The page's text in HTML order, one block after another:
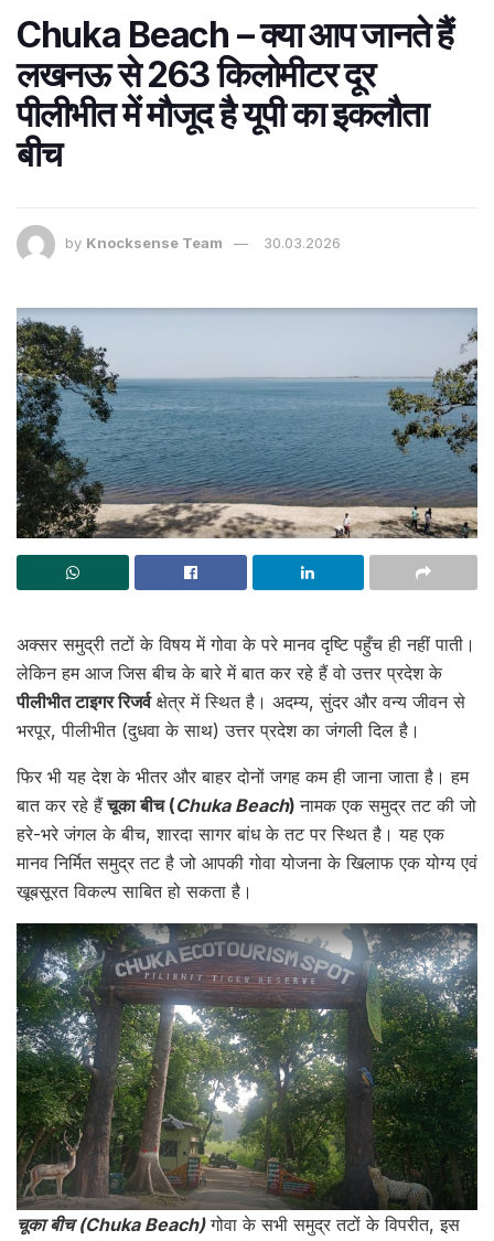
Chuka Beach – क्या आप जानते हैं
लखनऊ से 263 किलोमीटर दूर
पीलीभीत में मौजूद है यूपी का इकलौता
बीच
by Knocksense Team 30.03.2026
अक्सर समुद्री तटों के विषय में गोवा के परे मानव दृष्टि पहुँच ही नहीं पाती।
लेकिन हम आज जिस बीच के बारे में बात कर रहे हैं वो उत्तर प्रदेश के
पीलीभीत टाइगर रिजर्वक्षेत्र में स्थित है। अदम्य, सुंदर और वन्य जीवन से
भरपूर, पीलीभीत (दुधवा के साथ) उत्तर प्रदेश का जंगली दिल है।
फिर भी यह देश के भीतर और बाहर दोनों जगह कम ही जाना जाता है। हम
बात कर रहे हैंचूका बीच (Chuka Beach)नामक एक समुद्र तट की जो
हरे-भरे जंगल के बीच, शारदा सागर बांध के तट पर स्थित है। यह एक
मानव निर्मित समुद्र तट है जो आपकी गोवा योजना के खिलाफ एक योग्य एवं
खूबसूरत विकल्प साबित हो सकता है।
चूका बीच (Chuka Beach)गोवा के सभी समुद्र तटों के विपरीत, इस